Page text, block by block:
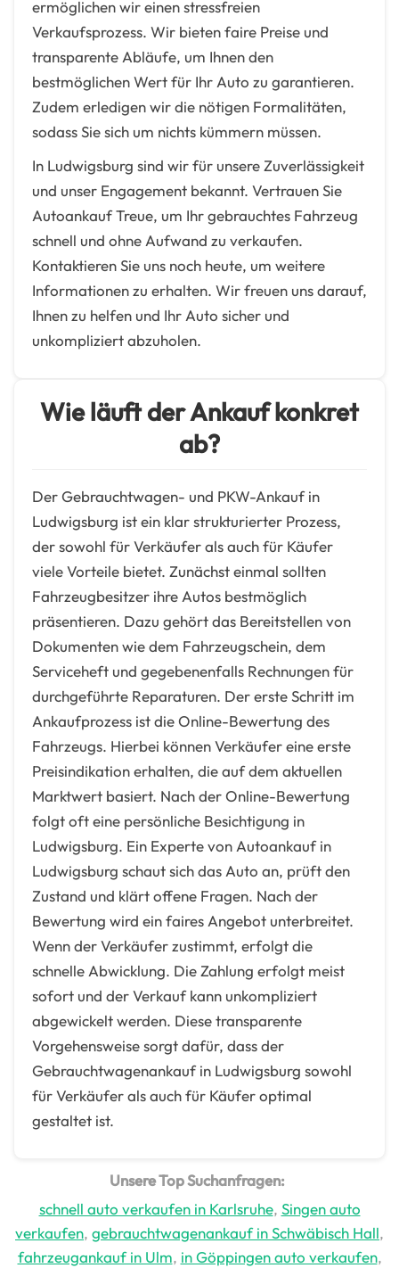
ermöglichen wir einen stressfreien
Verkaufsprozess. Wir bieten faire Preise und
transparente Abläufe, um Ihnen den
bestmöglichen Wert für Ihr Auto zu garantieren.
Zudem erledigen wir die nötigen Formalitäten,
sodass Sie sich um nichts kümmern müssen.
In Ludwigsburg sind wir für unsere Zuverlässigkeit
und unser Engagement bekannt. Vertrauen Sie
Autoankauf Treue, um Ihr gebrauchtes Fahrzeug
schnell und ohne Aufwand zu verkaufen.
Kontaktieren Sie uns noch heute, um weitere
Informationen zu erhalten. Wir freuen uns darauf,
Ihnen zu helfen und Ihr Auto sicher und
unkompliziert abzuholen.
Wie läuft der Ankauf konkret
ab?
Der Gebrauchtwagen- und PKW-Ankauf in
Ludwigsburg ist ein klar strukturierter Prozess,
der sowohl für Verkäufer als auch für Käufer
viele Vorteile bietet. Zunächst einmal sollten
Fahrzeugbesitzer ihre Autos bestmöglich
präsentieren. Dazu gehört das Bereitstellen von
Dokumenten wie dem Fahrzeugschein, dem
Serviceheft und gegebenenfalls Rechnungen für
durchgeführte Reparaturen. Der erste Schritt im
Ankaufprozess ist die Online-Bewertung des
Fahrzeugs. Hierbei können Verkäufer eine erste
Preisindikation erhalten, die auf dem aktuellen
Marktwert basiert. Nach der Online-Bewertung
folgt oft eine persönliche Besichtigung in
Ludwigsburg. Ein Experte von Autoankauf in
Ludwigsburg schaut sich das Auto an, prüft den
Zustand und klärt offene Fragen. Nach der
Bewertung wird ein faires Angebot unterbreitet.
Wenn der Verkäufer zustimmt, erfolgt die
schnelle Abwicklung. Die Zahlung erfolgt meist
sofort und der Verkauf kann unkompliziert
abgewickelt werden. Diese transparente
Vorgehensweise sorgt dafür, dass der
Gebrauchtwagenankauf in Ludwigsburg sowohl
für Verkäufer als auch für Käufer optimal
gestaltet ist.
Unsere Top Suchanfragen:
schnell auto verkaufen in Karlsruhe, Singen auto
verkaufen, gebrauchtwagenankauf in Schwäbisch Hall,
fahrzeugankauf in Ulm, in Göppingen auto verkaufen,